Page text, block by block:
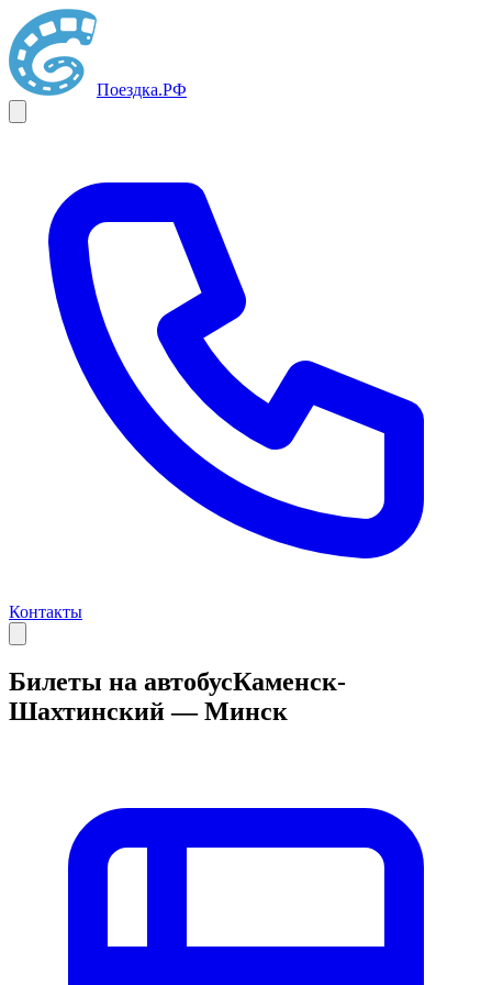
Поездка.РФ
Контакты
Билеты на автобусКаменск-
Шахтинский — Минск